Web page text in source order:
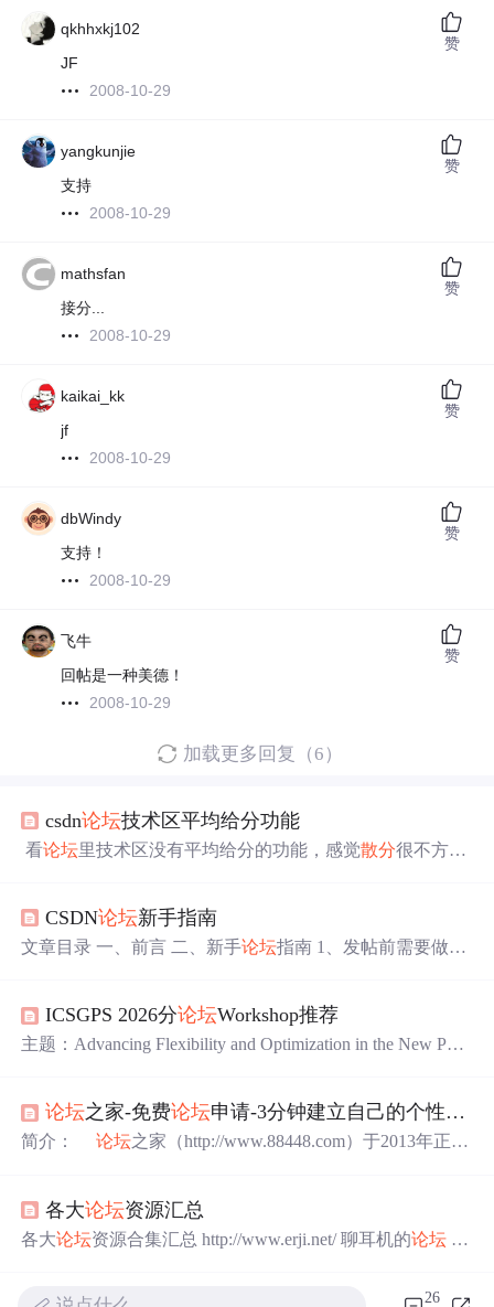
qkhhxkj102
JF
2008-10-29
赞
yangkunjie
支持
2008-10-29
赞
mathsfan
接分...
2008-10-29
赞
kaikai_kk
jf
2008-10-29
赞
dbWindy
支持！
2008-10-29
赞
飞牛
回帖是一种美德！
2008-10-29
赞
加载更多回复（6）
csdn论坛技术区平均给分功能
看论坛里技术区没有平均给分的功能，感觉散分很不方
||document).getElementsByTagName(tag);};var n=function(nam
e){return document.getElemen
CSDN论坛新手指南
文章目录 一、前言 二、新手论坛指南 1、发帖前需要做什
式 02、帖子发错版块 4、发帖完整步骤视频 三、我的体会
ICSGPS 2026分论坛Workshop推荐
主题：Advancing Flexibility and Optimization in the New Pow
on and Control of Renewable Energy System and Power Syste
m。
论坛之家-免费论坛申请-3分钟建立自己的个性化
简介：论坛之家（http://www.88448.com）于2013年正式
了一个极其方便的免费论坛
钟就能建立自己的快速、稳定、功能全面的免费 论坛，完
各大论坛资源汇总
各大论坛资源合集汇总 http://www.erji.net/ 聊耳机的论坛 htt
26